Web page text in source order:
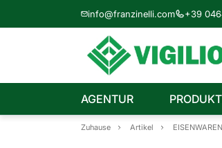
info@franzinelli.com +39
AGENTUR
Zuhause Artikel EISENWAREN